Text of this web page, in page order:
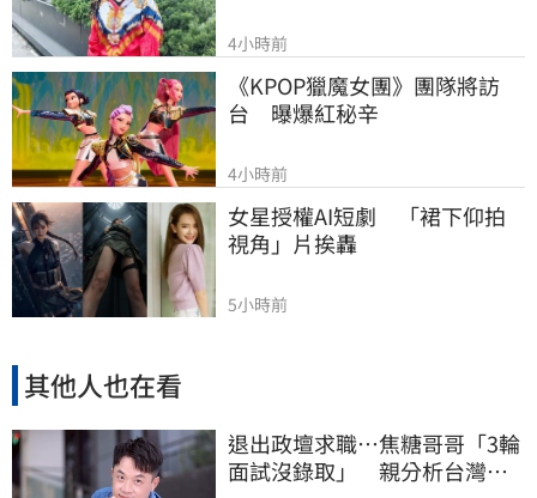
4小時前
《KPOP獵魔女團》團隊將訪
台　曝爆紅秘辛
4小時前
女星授權AI短劇　「裙下仰拍
視角」片挨轟
5小時前
其他人也在看
退出政壇求職…焦糖哥哥「3輪
面試沒錄取」 親分析台灣職